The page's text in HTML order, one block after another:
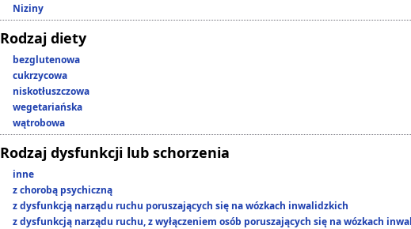
Niziny
Rodzaj diety
bezglutenowa
cukrzycowa
niskotłuszczowa
wegetariańska
wątrobowa
Rodzaj dysfunkcji lub schorzenia
inne
z chorobą psychiczną
z dysfunkcją narządu ruchu poruszających się na wózkach inwalidzkich
z dysfunkcją narządu ruchu, z wyłączeniem osób poruszających się na wózkach